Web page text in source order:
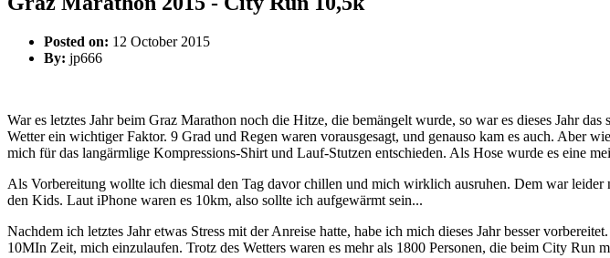
Posted on: 12 October 2015
By: jp666
War es letztes Jahr beim Graz Marathon noch die Hitze, die bemängelt wurde, so war es dieses Jahr
Wetter ein wichtiger Faktor. 9 Grad und Regen waren vorausgesagt, und genauso kam es auch. Aber
mich für das langärmlige Kompressions-Shirt und Lauf-Stutzen entschieden. Als Hose wurde es eine
Als Vorbereitung wollte ich diesmal den Tag davor chillen und mich wirklich ausruhen. Dem war
den Kids. Laut iPhone waren es 10km, also sollte ich aufgewärmt sein...
Nachdem ich letztes Jahr etwas Stress mit der Anreise hatte, habe ich mich dieses Jahr besser
10MIn Zeit, mich einzulaufen. Trotz des Wetters waren es mehr als 1800 Personen, die beim City Run